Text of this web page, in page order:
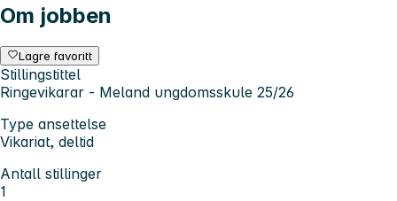
Om jobben
Lagre favoritt
Stillingstittel
Ringevikarar - Meland ungdomsskule 25/26
Type ansettelse
Vikariat, deltid
Antall stillinger
1